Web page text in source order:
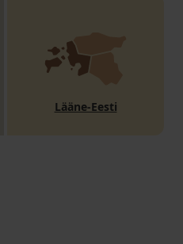
Lääne-Eesti